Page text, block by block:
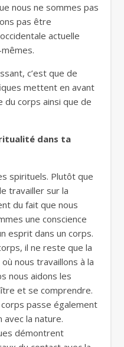
nous ne sommes pas
pas être
actuelle
c’est que de
mettent en avant
du corps ainsi que de
dans ta
spirituels. Plutôt que
travailler sur la
du fait que nous
une conscience
esprit dans un corps.
il ne reste que la
nous travaillons à la
nous aidons les
et se comprendre.
passe également
avec la nature.
démontrent